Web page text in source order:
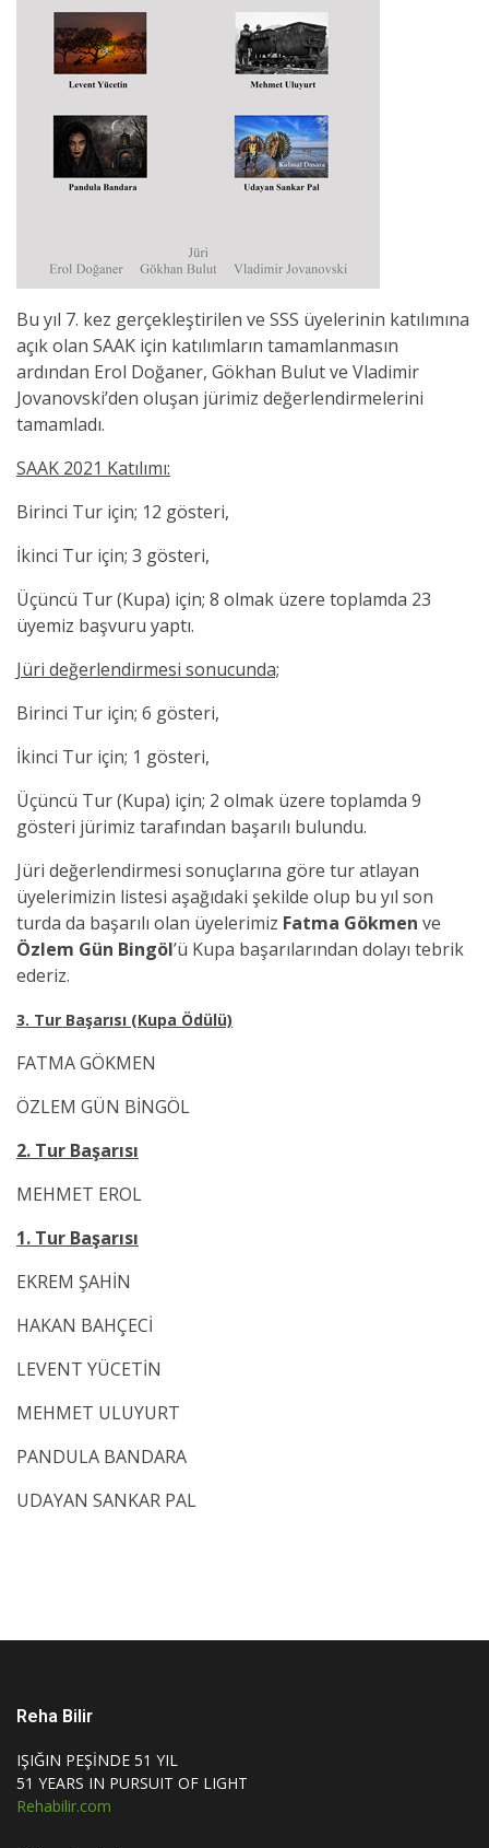
Bu yıl 7. kez gerçekleştirilen ve SSS üyelerinin katılımına
açık olan SAAK için katılımların tamamlanmasın
ardından Erol Doğaner, Gökhan Bulut ve Vladimir
Jovanovski’den oluşan jürimiz değerlendirmelerini
tamamladı.
SAAK 2021 Katılımı:
Birinci Tur için; 12 gösteri,
İkinci Tur için; 3 gösteri,
Üçüncü Tur (Kupa) için; 8 olmak üzere toplamda 23
üyemiz başvuru yaptı.
Jüri değerlendirmesi sonucunda;
Birinci Tur için; 6 gösteri,
İkinci Tur için; 1 gösteri,
Üçüncü Tur (Kupa) için; 2 olmak üzere toplamda 9
gösteri jürimiz tarafından başarılı bulundu.
Jüri değerlendirmesi sonuçlarına göre tur atlayan
üyelerimizin listesi aşağıdaki şekilde olup bu yıl son
turda da başarılı olan üyelerimiz Fatma Gökmen ve
Özlem Gün Bingöl’ü Kupa başarılarından dolayı tebrik
ederiz.
3. Tur Başarısı (Kupa Ödülü)
FATMA GÖKMEN
ÖZLEM GÜN BİNGÖL
2. Tur Başarısı
MEHMET EROL
1. Tur Başarısı
EKREM ŞAHİN
HAKAN BAHÇECİ
LEVENT YÜCETİN
MEHMET ULUYURT
PANDULA BANDARA
UDAYAN SANKAR PAL
Reha Bilir
IŞIĞIN PEŞİNDE 51 YIL
51 YEARS IN PURSUIT OF LIGHT
Rehabilir.com